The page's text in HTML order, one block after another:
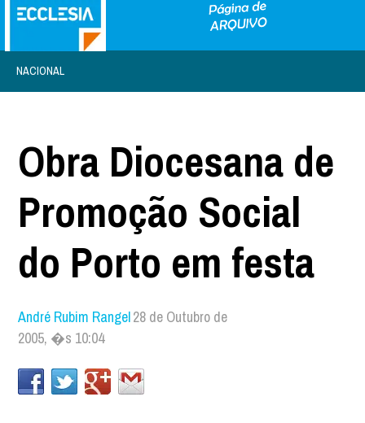
NACIONAL
Obra Diocesana de
Promoção Social
do Porto em festa
André Rubim Rangel28 de Outubro de
2005, �s 10:04